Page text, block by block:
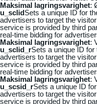
Maksimal lagringsvarighet:
u_sclidSets a unique ID for
advertisers to target the
service is provided by third
real-time bidding for
Maksimal lagringsvarighet:
u_sclid_rSets a unique ID
advertisers to target the
service is provided by third
real-time bidding for
Maksimal lagringsvarighet:
u_scsid_rSets a unique ID
advertisers to target the
service is provided by third